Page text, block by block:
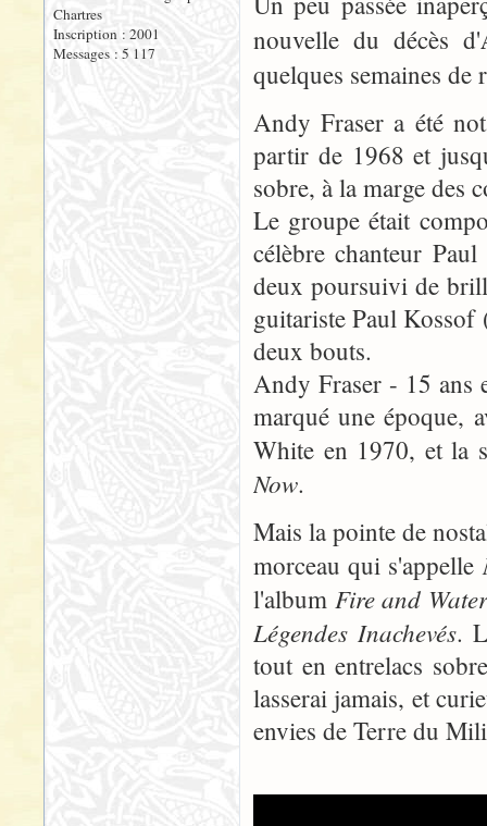
Chartres
Inscription : 2001
Messages : 5 117
nouvelle du décès d'
quelques semaines de
Andy Fraser a été
partir de 1968 et
sobre, à la marge des
Le groupe était
célèbre chanteur
deux poursuivi de
guitariste Paul
deux bouts.
Andy Fraser - 15 ans
marqué une époque,
White en 1970, et la
Now.
Mais la pointe de
morceau qui s'appelle
l'album Fire and Water
Légendes Inachevés.
tout en entrelacs
lasserai jamais, et
envies de Terre du